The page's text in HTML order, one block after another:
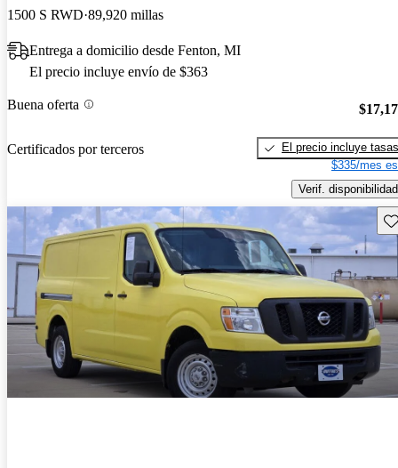
1500 S RWD 89,920 millas
Entrega a domicilio desde Fenton, MI
El precio incluye envío de $363
Buena oferta
Certificados por terceros
El precio incluye tasas
$335/mes
Verif. disponibilidad